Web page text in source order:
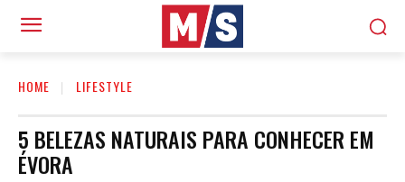
HOME LIFESTYLE
5 BELEZAS NATURAIS PARA CONHECER EM
ÉVORA